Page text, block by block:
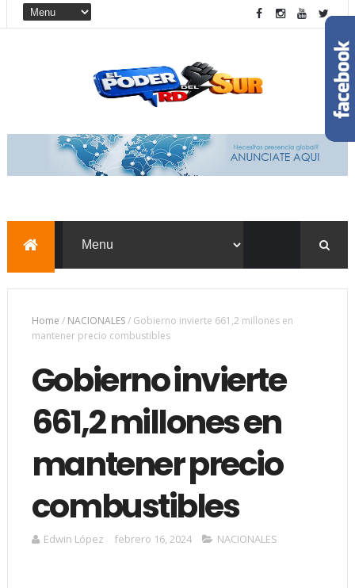
Home / NACIONALES/ Gobierno invierte 661,2 millones en
mantener precio combustibles
Gobierno invierte
661,2 millones en
mantener precio
combustibles
Edwin López febrero 16, 2024 NACIONALES